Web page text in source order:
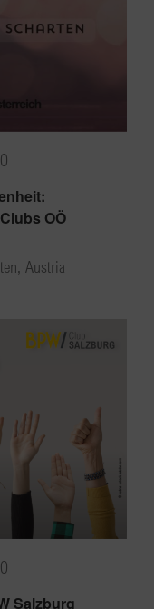
OÖ
Austria
Salzburg